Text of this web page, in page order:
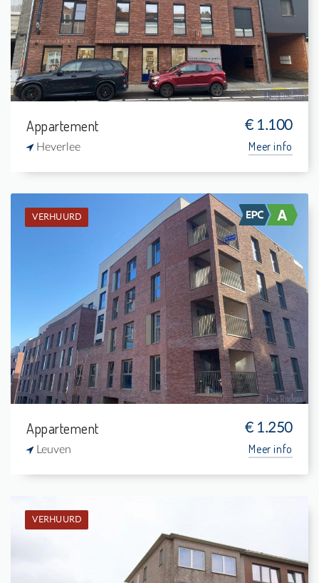
1
5 m²
1
75 m²
Appartement € 1.100
Heverlee Meer info
VERHUURD
Verhuurd: Appartement
1
5 m²
1
76 m²
Appartement € 1.250
Leuven Meer info
VERHUURD
Verhuurd: Appartement